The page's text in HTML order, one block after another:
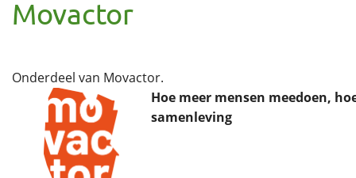
Movactor
Onderdeel van Movactor.
Hoe meer mensen meedoen,
samenleving